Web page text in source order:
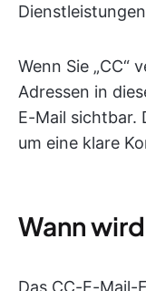
Wenn Sie „CC“
Adressen in
E-Mail sichtbar.
um eine klare
Wann
Das CC-E-Mail-